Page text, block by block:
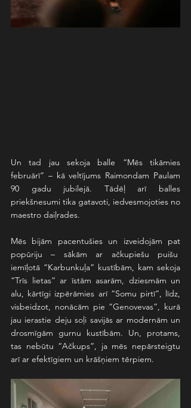
Un tad jau sekoja balle “Mēs tikāmies
februārī” – kā veltījums Raimondam Paulam
90 gadu jubilejā. Tādēļ arī balles
priekšnesumi tika gatavoti, iedvesmojoties no
maestro daiļrades.
Mēs bijām pacentušies un izveidojām pat
popūriju – sākām ar ačkupiešu puišu
iemīļotā “Karbunkuļa” kustībām, kam sekoja
“Trīs lietas” ar īstām asarām, dziesmām un
alu, kārtīgi izpērāmies arī “Somu pirtī”, līdz,
visbeidzot, nonācām pie “Genovevas”, kurā
jau ierastie deju soļi savijās ar modernām un
drosmīgām gurnu kustībām. Un, protams,
tas nebūtu “Ačkups”, ja mēs nepārsteigtu
arī ar efektīgiem un krāšņiem tērpiem.